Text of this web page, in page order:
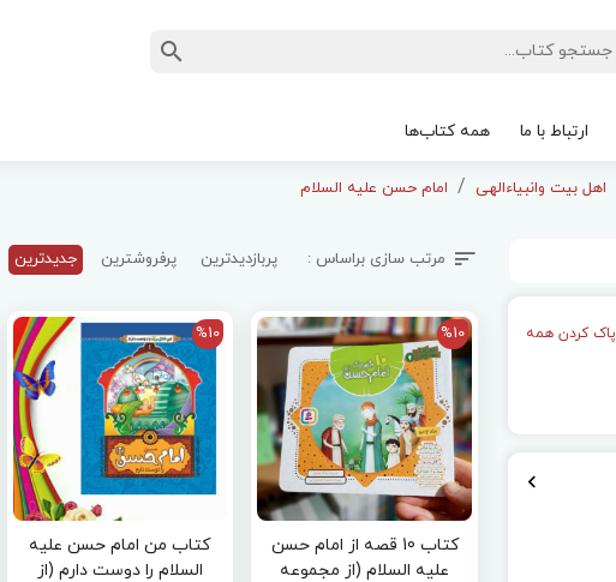
ارتباط با ما همه کتاب‌ها
اهل بیت وانبیاءالهی امام حسن علیه السلام
پاک کردن همه
مرتب سازی براساس : پربازدیدترین پرفروشترین جدیدترین
%10
کتاب 10 قصه از امام حسن
علیه السلام (از مجموعه
%10
کتاب من امام حسن علیه
السلام را دوست دارم (از